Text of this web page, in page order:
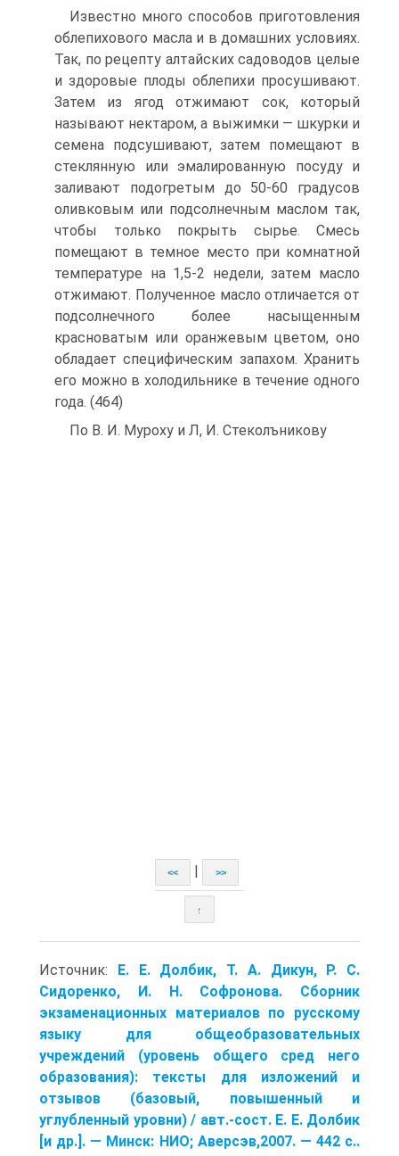
Известно много способов приготовления
облепихового масла и в домашних условиях.
Так, по рецепту алтайских садоводов целые
и здоровые плоды облепихи просушивают.
Затем из ягод отжимают сок, который
называют нектаром, а выжимки — шкурки и
семена подсушивают, затем помещают в
стеклянную или эмалированную посуду и
заливают подогретым до 50-60 градусов
оливковым или подсолнечным маслом так,
чтобы только покрыть сырье. Смесь
помещают в темное место при комнатной
температуре на 1,5-2 недели, затем масло
отжимают. Полученное масло отличается от
подсолнечного более насыщенным
красноватым или оранжевым цветом, оно
обладает специфическим запахом. Хранить
его можно в холодильнике в течение одного
года. (464)
По В. И. Муроху и Л, И. Стеколъникову
<< >>
↑
Источник: Е. Е. Долбик, Т. А. Дикун, Р. С.
Сидоренко, И. Н. Софронова. Сборник
экзаменационных материалов по русскому
языку для общеобразовательных
учреждений (уровень общего сред него
образования): тексты для изложений и
отзывов (базовый, повышенный и
углубленный уровни) / авт.-сост. Е. Е. Долбик
[и др.]. — Минск: НИО; Аверсэв,2007. — 442 с..